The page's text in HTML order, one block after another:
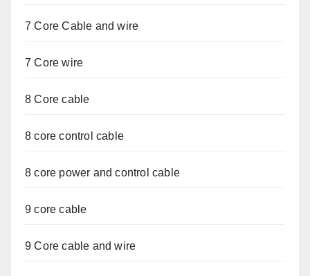
7 Core Cable and wire
7 Core wire
8 Core cable
8 core control cable
8 core power and control cable
9 core cable
9 Core cable and wire